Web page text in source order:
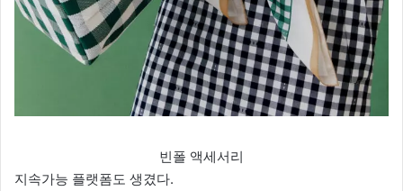
빈폴 액세서리
지속가능 플랫폼도 생겼다.